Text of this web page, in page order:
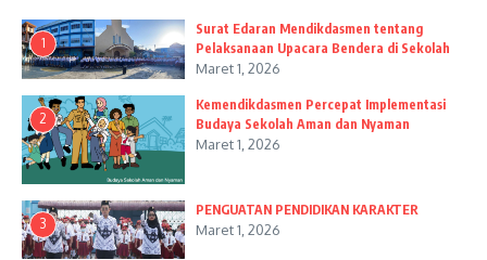
1
Surat Edaran Mendikdasmen tentang
Pelaksanaan Upacara Bendera di Sekolah
Maret 1, 2026
2
Kemendikdasmen Percepat Implementasi
Budaya Sekolah Aman dan Nyaman
Maret 1, 2026
3
PENGUATAN PENDIDIKAN KARAKTER
Maret 1, 2026